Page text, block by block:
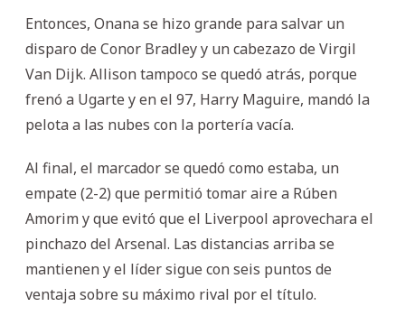
Entonces, Onana se hizo grande para salvar un
disparo de Conor Bradley y un cabezazo de Virgil
Van Dijk. Allison tampoco se quedó atrás, porque
frenó a Ugarte y en el 97, Harry Maguire, mandó la
pelota a las nubes con la portería vacía.
Al final, el marcador se quedó como estaba, un
empate (2-2) que permitió tomar aire a Rúben
Amorim y que evitó que el Liverpool aprovechara el
pinchazo del Arsenal. Las distancias arriba se
mantienen y el líder sigue con seis puntos de
ventaja sobre su máximo rival por el título.